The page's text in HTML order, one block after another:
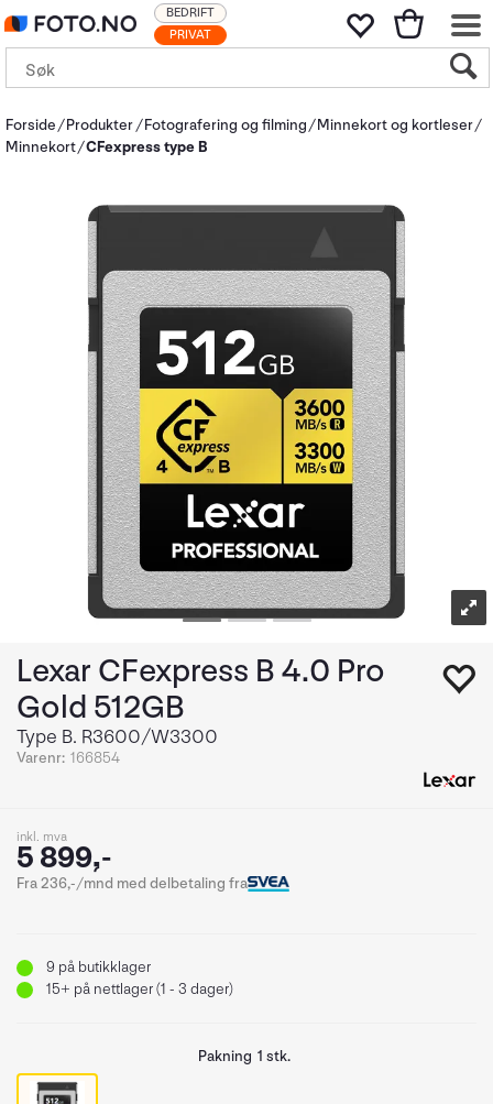
PRIVAT
BEDRIFT
Forside Produkter Fotografering og filming
Minnekort og kortleser
Minnekort CFexpress type B
Lexar CFexpress B 4.0 Pro
Gold 512GB
Type B. R3600/W3300
Varenr: 166854
inkl. mva
5 899,-
Fra 236,-/mnd med delbetaling fra
9 på butikklager
15+ på nettlager (1 - 3 dager)
Pakning 1 stk.